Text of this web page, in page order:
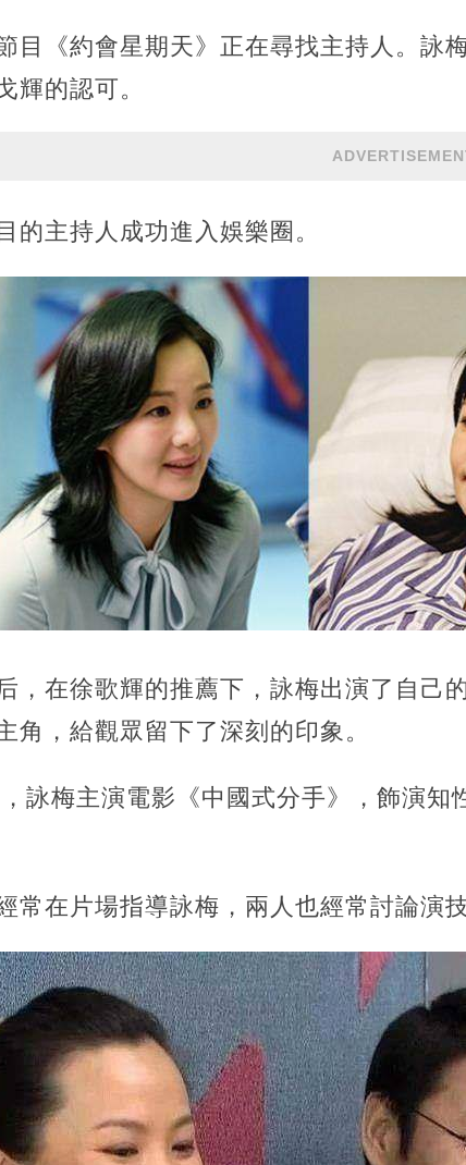
目《約會星期天》正在尋找主持人。詠
輝的認可。
的主持人成功進入娛樂圈。
，在徐歌輝的推薦下，詠梅出演了自己
角，給觀眾留下了深刻的印象。
詠梅主演電影《中國式分手》，飾演知
常在片場指導詠梅，兩人也經常討論演